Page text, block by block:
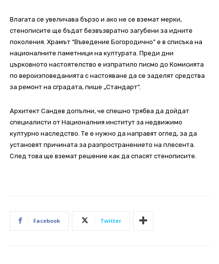
Влагата се увеличава бързо и ако не се вземат мерки,
стенописите ще бъдат безвъзвратно загубени за идните
поколения. Храмът “Въведение Богородично” е в списъка на
националните паметници на културата. Преди дни
църковното настоятелство е изпратило писмо до Комисията
по вероизповеданията с настояване да се заделят средства
за ремонт на сградата, пише „Стандарт“.
Архитект Сандев допълни, че спешно трябва да дойдат
специалисти от Националния институт за недвижимо
културно наследство. Те е нужно да направят оглед, за да
установят причината за разпространението на плесента.
След това ще вземат решение как да спасят стенописите.
Facebook Twitter